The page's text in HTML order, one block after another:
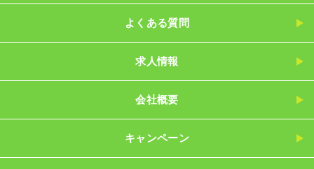
よくある質問
求人情報
会社概要
キャンペーン